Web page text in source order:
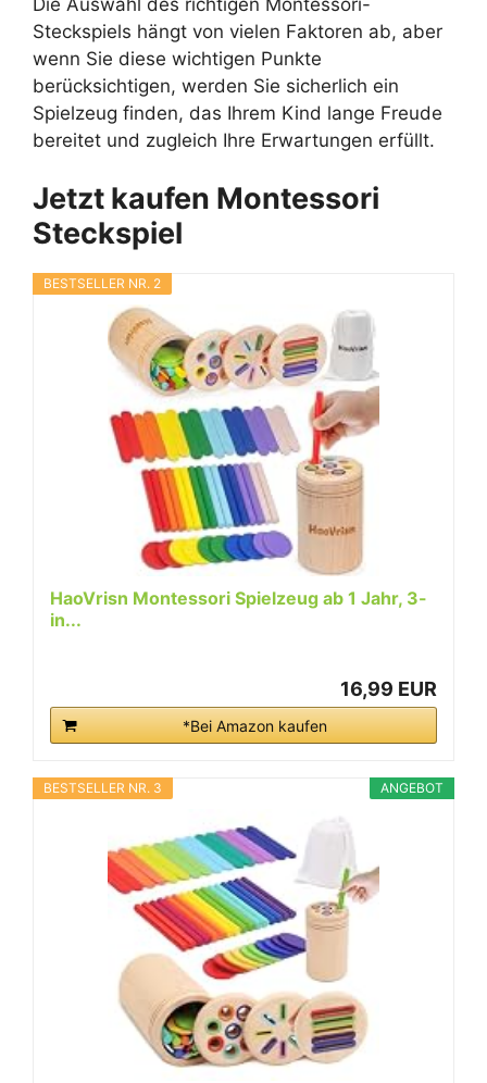
Steckspiels hängt von vielen Faktoren ab, aber
wenn Sie diese wichtigen Punkte
berücksichtigen, werden Sie sicherlich ein
Spielzeug finden, das Ihrem Kind lange Freude
bereitet und zugleich Ihre Erwartungen erfüllt.
Jetzt kaufen Montessori
Steckspiel
BESTSELLER NR. 2
HaoVrisn Montessori Spielzeug ab 1 Jahr, 3-
in...
16,99 EUR
*Bei Amazon kaufen
ANGEBOT
BESTSELLER NR. 3